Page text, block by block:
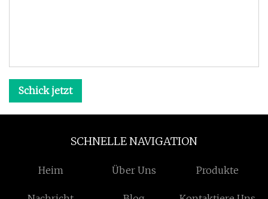
Schick jetzt
SCHNELLE NAVIGATION
Heim Über Uns Produkte